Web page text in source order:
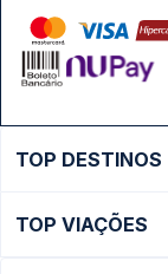
TOP DESTINOS
Ônibus São Paulo
TOP VIAÇÕES